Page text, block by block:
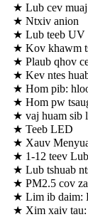
★ Lub cev
★ Ntxiv anion
★ Lub teeb UV
★ Kov khawm
★ Plaub qhov
★ Kev ntes
★ Hom pib:
★ Hom pw
★ vaj huam sib
★ Teeb LED
★ Xauv
★ 1-12 teev
★ Lub tshuab
★ PM2.5 cov
★ Lim ib daim:
★ Xim xaiv